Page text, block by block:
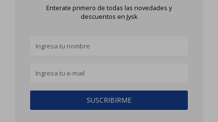
Enterate primero de todas las novedades y
descuentos en Jysk
SUSCRIBIRME